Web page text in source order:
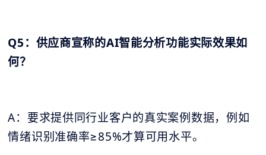
Q5：供应商宣称的AI智能分析功能实际效果如
何？
A：要求提供同行业客户的真实案例数据，例如
情绪识别准确率≥85%才算可用水平。